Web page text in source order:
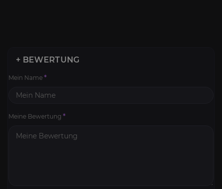
+ BEWERTUNG
Mein Name *
Meine Bewertung *